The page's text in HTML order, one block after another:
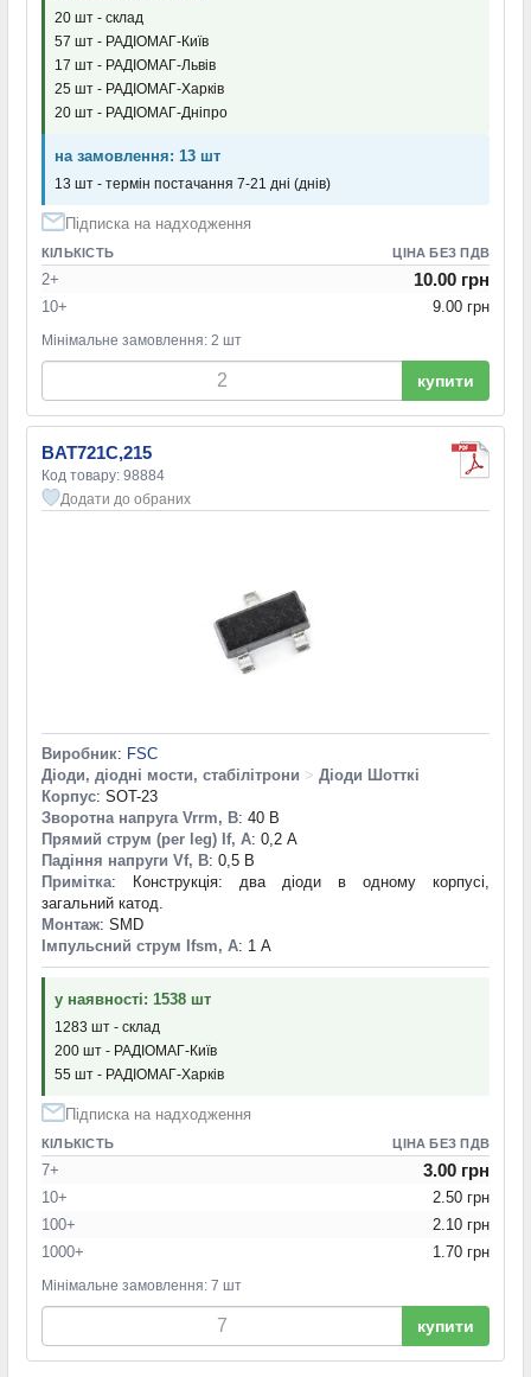
20 шт - склад
57 шт - РАДІОМАГ-Київ
17 шт - РАДІОМАГ-Львів
25 шт - РАДІОМАГ-Харків
20 шт - РАДІОМАГ-Дніпро
на замовлення: 13 шт
13 шт - термін постачання 7-21 дні (днів)
Підписка на надходження
КІЛЬКІСТЬ ЦІНА БЕЗ ПДВ
2+ 10.00 грн
10+ 9.00 грн
Мінімальне замовлення: 2 шт
купити
BAT721C,215
Код товару: 98884
Додати до обраних
Виробник: FSC
Діоди, діодні мости, стабілітрони > Діоди Шотткі
Корпус: SOT-23
Зворотна напруга Vrrm, В: 40 В
Прямий струм (per leg) If, А: 0,2 А
Падіння напруги Vf, В: 0,5 В
Примітка: Конструкція: два діоди в одному корпусі,
загальний катод.
Монтаж: SMD
Імпульсний струм Ifsm, А: 1 А
у наявності: 1538 шт
1283 шт - склад
200 шт - РАДІОМАГ-Київ
55 шт - РАДІОМАГ-Харків
Підписка на надходження
КІЛЬКІСТЬ ЦІНА БЕЗ ПДВ
7+ 3.00 грн
10+
2.50 грн
100+
2.10 грн
1000+
1.70 грн
Мінімальне замовлення: 7 шт
купити